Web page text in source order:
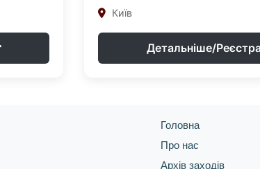
Київ
Детальніше/
Головна
Про нас
Архів заходів